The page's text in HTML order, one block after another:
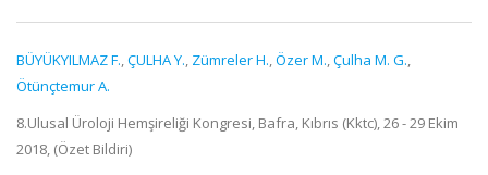
BÜYÜKYILMAZ F.,ÇULHA Y., Zümreler H.,Özer M.,Çulha M. G.,
Ötünçtemur A.
8.Ulusal Üroloji Hemşireliği Kongresi, Bafra, Kıbrıs (Kktc), 26 - 29 Ekim
2018, (Özet Bildiri)